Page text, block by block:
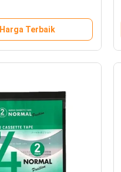
Harga Terbaik